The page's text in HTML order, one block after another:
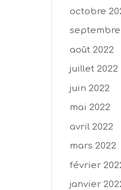
octobre
septembre
août 2022
juillet 2022
juin 2022
mai 2022
avril 2022
mars 2022
février
janvier